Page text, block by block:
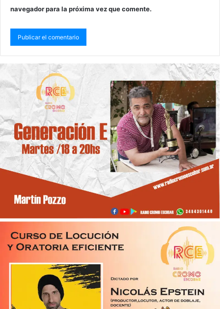
navegador para la próxima vez que comente.